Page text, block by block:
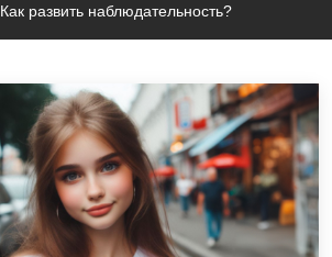
Как развить наблюдательность?